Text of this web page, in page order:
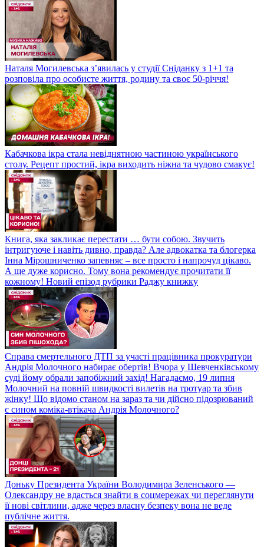
Наталя Могилевська з’явилась у студії Сніданку з 1+1 та
розповіла про особисте життя, родину та своє 50-річчя!
Кабачкова ікра стала невіднятною частиною українського
столу. Рецепт простий, ікра виходить ніжна та чудово смакує!
Книга, яка закликає перестати … бути собою. Звучить
інтригуюче і навіть дивно, правда? Але адвокатка та блогерка
Інна Мірошниченко запевняє – все просто і напрочуд цікаво.
А ще дуже корисно. Тому вона рекомендує прочитати її
кожному! Новий епізод рубрики Раджу книжку
Справа смертельного ДТП за участі працівника прокуратури
Андрія Молочного набирає обертів! Вчора у Шевченківському
суді йому обрали запобіжний захід! Нагадаємо, 19 липня
Молочний на повній швидкості вилетів на тротуар та збив
жінку! Що відомо станом на зараз та чи дійсно підозрюваний
є сином коміка-втікача Андрія Молочного?
Доньку Президента України Володимира Зеленського —
Олександру не вдасться знайти в соцмережах чи переглянути
її нові світлини, адже через власну безпеку вона не веде
публічне життя.